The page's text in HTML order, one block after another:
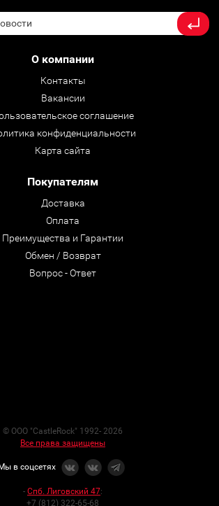
О компании
Контакты
Вакансии
соглашение
конфиденциальности
Карта сайта
Покупателям
Доставка
Оплата
Преимущества и Гарантии
Обмен / Возврат
Вопрос - Ответ
© ООО "CastleRock" 1992- 2026
Все права защищены
в соцсетях
- Спб. Лиговский 47:
+7 (812) 322-65-68